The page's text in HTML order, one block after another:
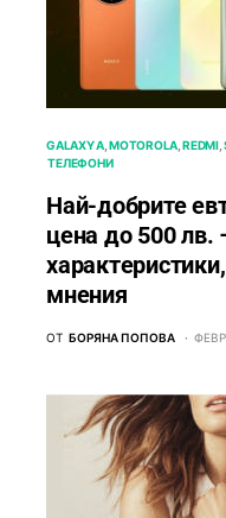
GALAXY A MOTOROLA REDMI
ТЕЛЕФОНИ
Най-добрите
ценa до 500 лв.
мнения
ОТ БОРЯНА ПОПОВА